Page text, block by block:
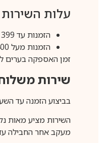
עלות השירות
הזמנות עד 399 ש״ח עלות 20 שקלים
הזמנות מעל 400 ש"ח : 15 ש״ח
זמן האספקה בערים לא
שירות
בביצוע הזמנה עד השעה 10:00 בימים א-ה. לא כולל שישי-שבת,ערבי חג
השירות מציע מאות
מעקב אחר החבילה